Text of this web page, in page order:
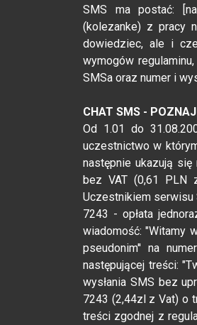
SMS ma postać:
(kolezanke) z pracy
dowiedziec, ale i
wymogów
SMSa oraz numer i
CHAT SMS -
Od 1.01 do
uczestnictwo w
następnie ukazują się
bez VAT (0,61 PLN
Uczestnikiem serwisu
7243 - opłata
wiadomość: "Witamy
pseudonim'' na
następującej treści:
wysłania SMS bez
7243 (2,44zl z Vat) o
treści zgodnej z